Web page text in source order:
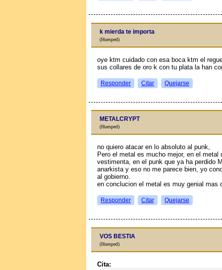
k mierda te importa
(Huesped)
oye ktm cuidado con esa boca ktm el
sus collares de oro k con tu plata la han
Responder Citar Quejarse
METALCRYPT
(Huesped)
no quiero atacar en lo absoluto al punk,
Pero el metal es mucho mejor, en el
vestimenta, en el punk que ya ha perdido
anarkista y eso no me parece bien, yo
al gobierno.
en conclucion el metal es muy genial mas
Responder Citar Quejarse
VOS BESTIA
(Huesped)
Cita: